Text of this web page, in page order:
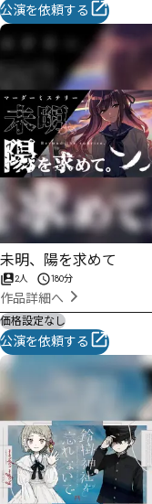
公演を依頼する
未明、陽を求めて
2人 180分
作品詳細へ
価格設定なし
公演を依頼する